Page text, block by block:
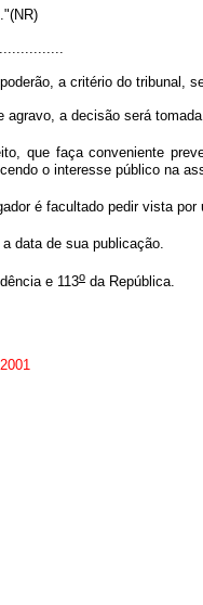
a critério do tribunal,
agravo, a decisão será
que faça conveniente
o interesse público na
é facultado pedir vista
data de sua publicação.
e 113o da República.